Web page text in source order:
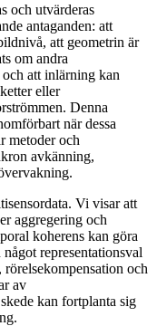
och utvärderas
antaganden: att
att geometrin är
om andra
att inlärning kan
eller
Denna
när dessa
metoder och
avkänning,
Vi visar att
aggregering och
koherens kan göra
representationsval
och
av
kan fortplanta sig